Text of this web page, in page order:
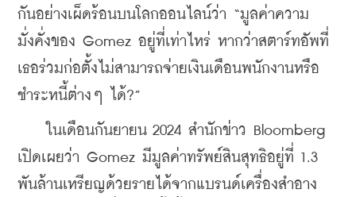
กันอย่างเผ็ดร้อนบนโลกออนไลน์ว่า “มูลค่าความ
มั่งคั่งของ Gomez อยู่ที่เท่าไหร่ หากว่าสตาร์ทอัพที่
เธอร่วมก่อตั้งไม่สามารถจ่ายเงินเดือนพนักงานหรือ
ชำระหนี้ต่างๆ ได้?”
ในเดือนกันยายน 2024 สำนักข่าว Bloomberg
เปิดเผยว่า Gomez มีมูลค่าทรัพย์สินสุทธิอยู่ที่ 1.3